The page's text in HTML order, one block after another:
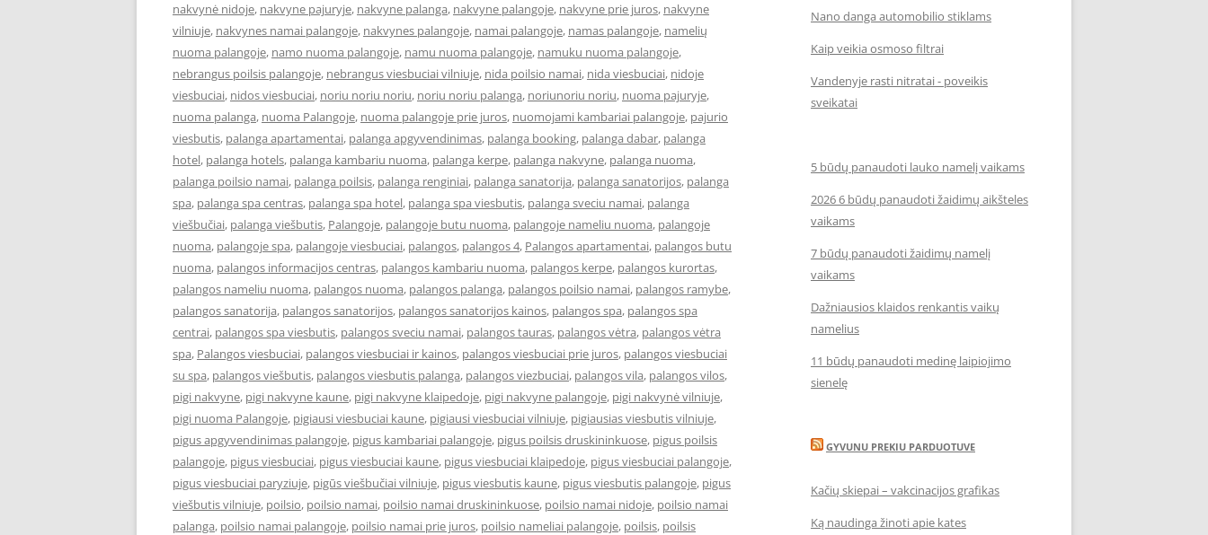
nakvynė nidoje, nakvyne pajuryje, nakvyne palanga, nakvyne palangoje, nakvyne prie juros, nakvyne
vilniuje, nakvynes namai palangoje, nakvynes palangoje, namai palangoje, namas palangoje, namelių
nuoma palangoje, namo nuoma palangoje, namu nuoma palangoje, namuku nuoma palangoje,
nebrangus poilsis palangoje, nebrangus viesbuciai vilniuje, nida poilsio namai, nida viesbuciai, nidoje
viesbuciai, nidos viesbuciai, noriu noriu noriu, noriu noriu palanga, noriunoriu noriu, nuoma pajuryje,
nuoma palanga, nuoma Palangoje, nuoma palangoje prie juros, nuomojami kambariai palangoje, pajurio
viesbutis, palanga apartamentai, palanga apgyvendinimas, palanga booking, palanga dabar, palanga
hotel, palanga hotels, palanga kambariu nuoma, palanga kerpe, palanga nakvyne, palanga nuoma,
palanga poilsio namai, palanga poilsis, palanga renginiai, palanga sanatorija, palanga sanatorijos, palanga
spa, palanga spa centras, palanga spa hotel, palanga spa viesbutis, palanga sveciu namai, palanga
viešbučiai, palanga viešbutis, Palangoje, palangoje butu nuoma, palangoje nameliu nuoma, palangoje
nuoma, palangoje spa, palangoje viesbuciai, palangos, palangos 4, Palangos apartamentai, palangos butu
nuoma, palangos informacijos centras, palangos kambariu nuoma, palangos kerpe, palangos kurortas,
palangos nameliu nuoma, palangos nuoma, palangos palanga, palangos poilsio namai, palangos ramybe,
palangos sanatorija, palangos sanatorijos, palangos sanatorijos kainos, palangos spa, palangos spa
centrai, palangos spa viesbutis, palangos sveciu namai, palangos tauras, palangos vėtra, palangos vėtra
spa, Palangos viesbuciai, palangos viesbuciai ir kainos, palangos viesbuciai prie juros, palangos viesbuciai
su spa, palangos viešbutis, palangos viesbutis palanga, palangos viezbuciai, palangos vila, palangos vilos,
pigi nakvyne, pigi nakvyne kaune, pigi nakvyne klaipedoje, pigi nakvyne palangoje, pigi nakvynė vilniuje,
pigi nuoma Palangoje, pigiausi viesbuciai kaune, pigiausi viesbuciai vilniuje, pigiausias viesbutis vilniuje,
pigus apgyvendinimas palangoje, pigus kambariai palangoje, pigus poilsis druskininkuose, pigus poilsis
palangoje, pigus viesbuciai, pigus viesbuciai kaune, pigus viesbuciai klaipedoje, pigus viesbuciai palangoje,
pigus viesbuciai paryziuje, pigūs viešbučiai vilniuje, pigus viesbutis kaune, pigus viesbutis palangoje, pigus
viešbutis vilniuje, poilsio, poilsio namai, poilsio namai druskininkuose, poilsio namai nidoje, poilsio namai
palanga, poilsio namai palangoje, poilsio namai prie juros, poilsio nameliai palangoje, poilsis, poilsis
Nano danga automobilio stiklams
Kaip veikia osmoso filtrai
Vandenyje rasti nitratai - poveikis
sveikatai
5 būdų panaudoti lauko namelį vaikams
2026 6 būdų panaudoti žaidimų aikšteles
vaikams
7 būdų panaudoti žaidimų namelį
vaikams
Dažniausios klaidos renkantis vaikų
namelius
11 būdų panaudoti medinę laipiojimo
sienelę
GYVUNU PREKIU PARDUOTUVE
Kačių skiepai – vakcinacijos grafikas
Ką naudinga žinoti apie kates